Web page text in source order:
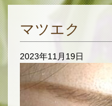
マツエク
2023年11月19日